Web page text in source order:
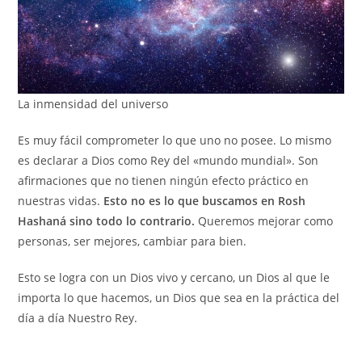
La inmensidad del universo
Es muy fácil comprometer lo que uno no posee. Lo mismo
es declarar a Dios como Rey del «mundo mundial». Son
afirmaciones que no tienen ningún efecto práctico en
nuestras vidas. Esto no es lo que buscamos en Rosh
Hashaná sino todo lo contrario. Queremos mejorar como
personas, ser mejores, cambiar para bien.
Esto se logra con un Dios vivo y cercano, un Dios al que le
importa lo que hacemos, un Dios que sea en la práctica del
día a día Nuestro Rey.